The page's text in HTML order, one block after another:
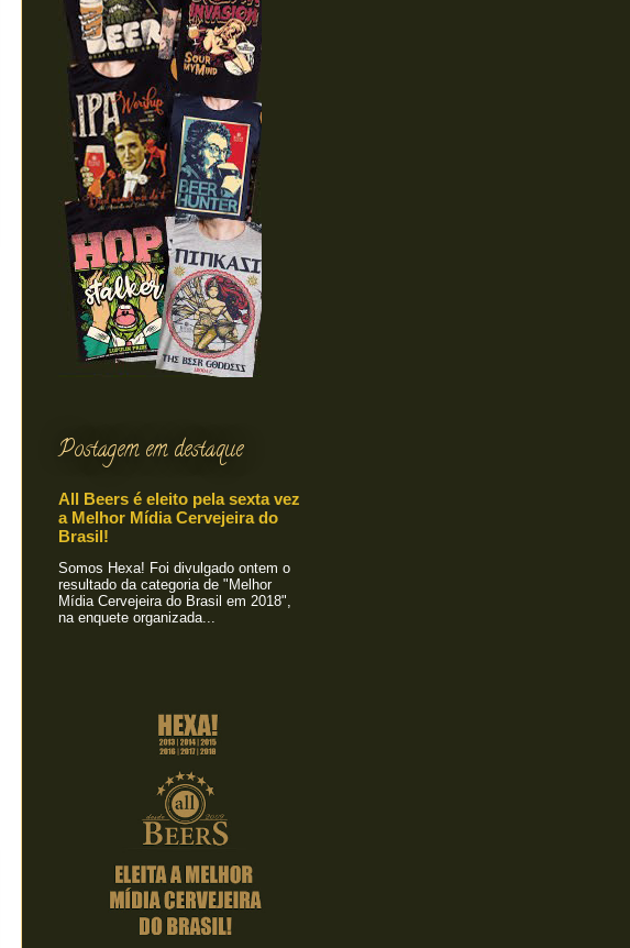
Postagem em destaque
All Beers é eleito pela sexta vez
a Melhor Mídia Cervejeira do
Brasil!
Somos Hexa! Foi divulgado ontem o
resultado da categoria de "Melhor
Mídia Cervejeira do Brasil em 2018",
na enquete organizada...